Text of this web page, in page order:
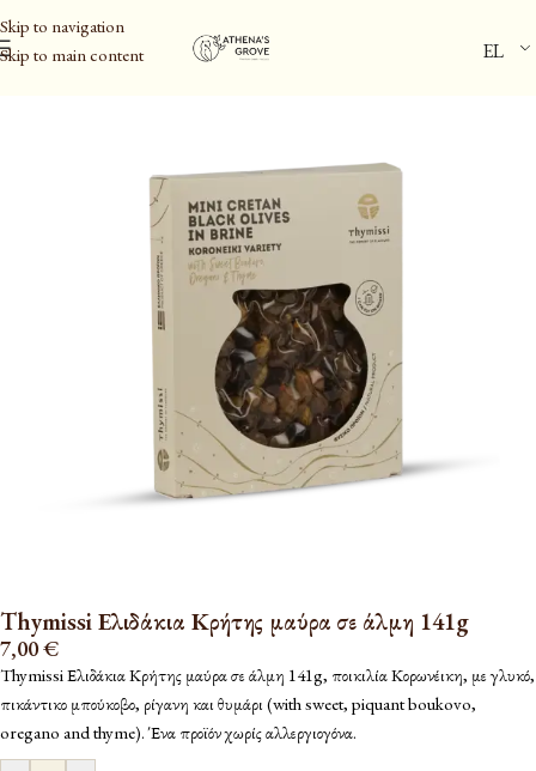
Skip to navigation
Skip to main content
EL
Αρχική σελίδα/Ελαιόλαδο & Ελιές
Thymissi Ελιδάκια Κρήτης μαύρα σε άλμη 141g
7,00€
Thymissi Ελιδάκια Κρήτης μαύρα σε άλμη 141g, ποικιλία Κορωνέικη, με γλυκό,
πικάντικο μπούκοβο, ρίγανη και θυμάρι (with sweet, piquant boukovo,
oregano and thyme). Ένα προϊόν χωρίς αλλεργιογόνα.